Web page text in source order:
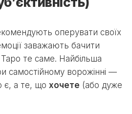
оперувати своїх
заважають бачити
те саме. Найбільша
самостійному ворожінні —
є, а те, що хочете (або дуже